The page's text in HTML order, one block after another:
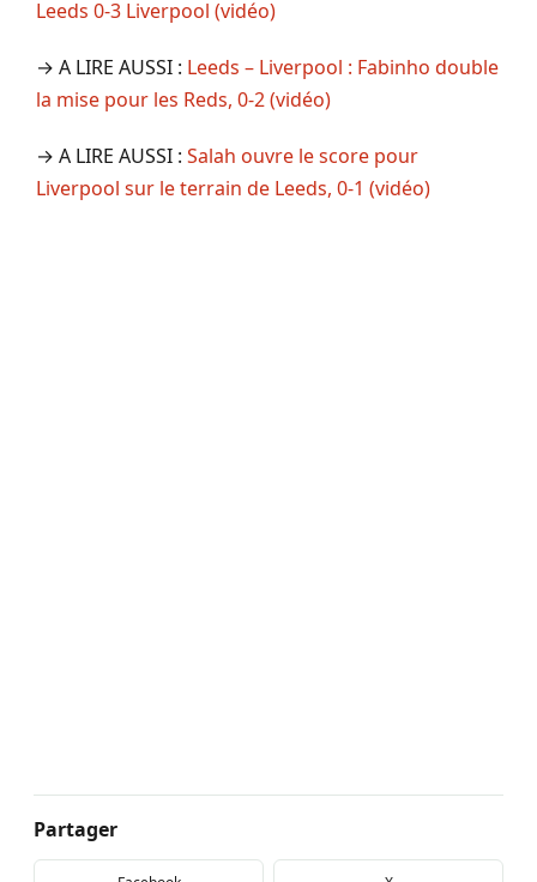
Leeds 0-3 Liverpool (vidéo)
→ A LIRE AUSSI : Leeds – Liverpool : Fabinho double
la mise pour les Reds, 0-2 (vidéo)
→ A LIRE AUSSI : Salah ouvre le score pour
Liverpool sur le terrain de Leeds, 0-1 (vidéo)
Partager